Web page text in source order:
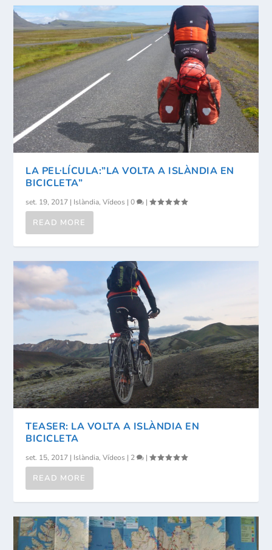
LA PEL·LÍCULA:”LA VOLTA A ISLÀNDIA EN
BICICLETA”
set. 19, 2017 | Islàndia,Vídeos |0 |
READ MORE
TEASER: LA VOLTA A ISLÀNDIA EN
BICICLETA
set. 15, 2017 | Islàndia,Vídeos | 2 |
READ MORE